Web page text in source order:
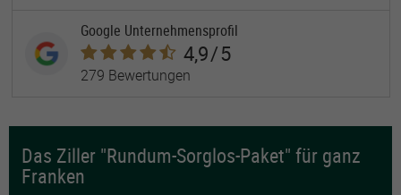
Google Unternehmensprofil
4,9/5
279 Bewertungen
Das Ziller "Rundum-Sorglos-Paket" für ganz
Franken